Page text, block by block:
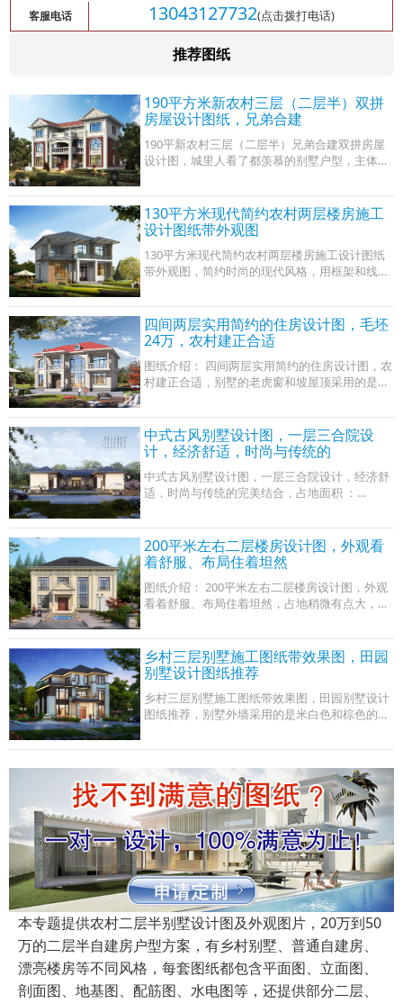
客服电话 13043127732(点击拨打电话)
推荐图纸
190平方米新农村三层（二层半）双拼
房屋设计图纸，兄弟合建
190平新农村三层（二层半）兄弟合建双拼房屋
设计图，城里人看了都羡慕的别墅户型，主体大
线条优美流畅仓，搭配上红色的屋顶，让人
130平方米现代简约农村两层楼房施工
设计图纸带外观图
130平方米现代简约农村两层楼房施工设计图纸
带外观图，简约时尚的现代风格，用框架和线
与利落。
四间两层实用简约的住房设计图，毛坯
24万，农村建正合适
图纸介绍： 四间两层实用简约的住房设计图，农
村建正合适，别墅的老虎窗和坡屋顶采用的是红
米黄色的结合，是高贵和清新的结合，一
中式古风别墅设计图，一层三合院设
计，经济舒适，时尚与传统的
中式古风别墅设计图，一层三合院设计，经济舒
适，时尚与传统的完美结合，占地面积 ：
建筑高度： 6.425米（含屋顶）； 设计功能： 一
层户型
200平米左右二层楼房设计图，外观看
着舒服、布局住着坦然
图纸介绍： 200平米左右二层楼房设计图，外观
看着舒服、布局住着坦然，占地稍微有点大，暖
一款难得的精品！ 占地面积： 16.02m*12.02
乡村三层别墅施工图纸带效果图，田园
别墅设计图纸推荐
乡村三层别墅施工图纸带效果图，田园别墅设计
图纸推荐，别墅外墙采用的是米白色和棕色的文
面左右两侧设有大面积落地窗，不仅能提
本专题提供农村二层半别墅设计图及外观图片，20万到50
万的二层半自建房户型方案，有乡村别墅、普通自建房、
漂亮楼房等不同风格，每套图纸都包含平面图、立面图、
剖面图、地基图、配筋图、水电图等，还提供部分二层、